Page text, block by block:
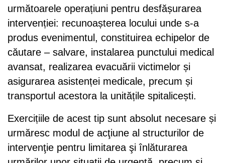
următoarele operațiuni pentru desfășurarea
intervenției: recunoașterea locului unde s-a
produs evenimentul, constituirea echipelor de
căutare – salvare, instalarea punctului medical
avansat, realizarea evacuării victimelor și
asigurarea asistenței medicale, precum și
transportul acestora la unitățile spitalicești.
Exercițiile de acest tip sunt absolut necesare și
urmăresc modul de acţiune al structurilor de
intervenţie pentru limitarea şi înlăturarea